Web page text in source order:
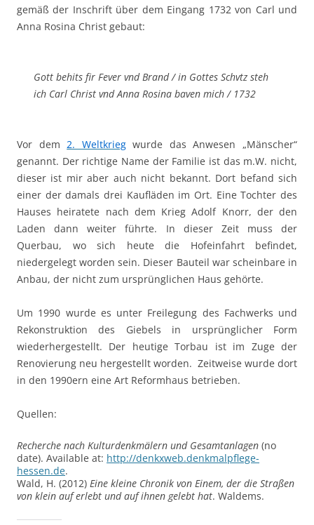
gemäß der Inschrift über dem Eingang 1732 von Carl und
Anna Rosina Christ gebaut:
Gott behits fir Fever vnd Brand / in Gottes Schvtz steh
ich Carl Christ vnd Anna Rosina baven mich / 1732
Vor dem2. Weltkriegwurde das Anwesen „Mänscher“
genannt. Der richtige Name der Familie ist das m.W. nicht,
dieser ist mir aber auch nicht bekannt. Dort befand sich
einer der damals drei Kaufläden im Ort. Eine Tochter des
Hauses heiratete nach dem Krieg Adolf Knorr, der den
Laden dann weiter führte. In dieser Zeit muss der
Querbau, wo sich heute die Hofeinfahrt befindet,
niedergelegt worden sein. Dieser Bauteil war scheinbare in
Anbau, der nicht zum ursprünglichen Haus gehörte.
Um 1990 wurde es unter Freilegung des Fachwerks und
Rekonstruktion des Giebels in ursprünglicher Form
wiederhergestellt. Der heutige Torbau ist im Zuge der
Renovierung neu hergestellt worden. Zeitweise wurde dort
in den 1990ern eine Art Reformhaus betrieben.
Quellen:
Recherche nach Kulturdenkmälern und Gesamtanlagen (no
date). Available at: http://denkxweb.denkmalpflege-
hessen.de.
Wald, H. (2012) Eine kleine Chronik von Einem, der die Straßen
von klein auf erlebt und auf ihnen gelebt hat. Waldems.